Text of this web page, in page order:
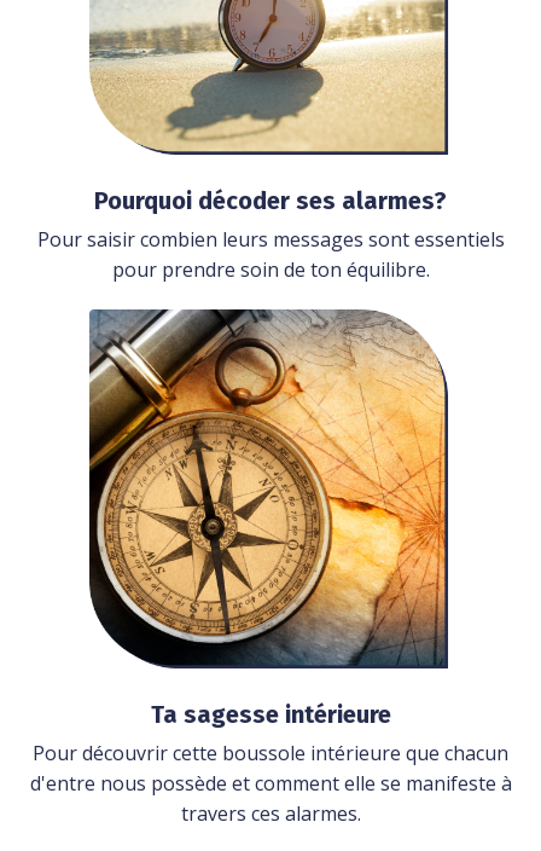
Pourquoi décoder ses alarmes?
Pour saisir combien leurs messages sont essentiels
pour prendre soin de ton équilibre.
Ta sagesse intérieure
Pour découvrir cette boussole intérieure que chacun
d'entre nous possède et comment elle se manifeste à
travers ces alarmes.